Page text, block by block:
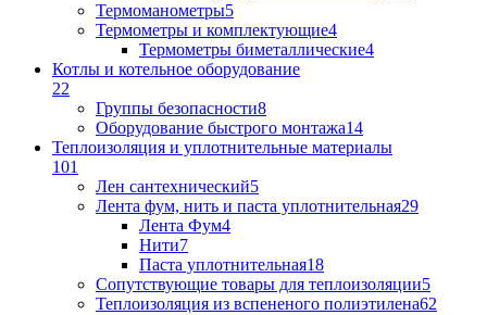
Термоманометры5
Термометры и комплектующие4
Термометры биметаллические4
Котлы и котельное оборудование
22
Группы безопасности8
Оборудование быстрого монтажа14
Теплоизоляция и уплотнительные материалы
101
Лен сантехнический5
Лента фум, нить и паста уплотнительная29
Лента Фум4
Нити7
Паста уплотнительная18
Сопутствующие товары для теплоизоляции5
Теплоизоляция из вспененого полиэтилена62